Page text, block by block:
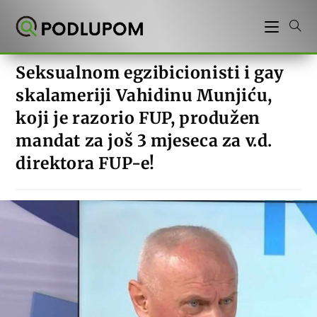
Seksualnom egzibicionisti i gay
skalameriji Vahidinu Munjiću,
koji je razorio FUP, produžen
mandat za još 3 mjeseca za v.d.
direktora FUP-e!